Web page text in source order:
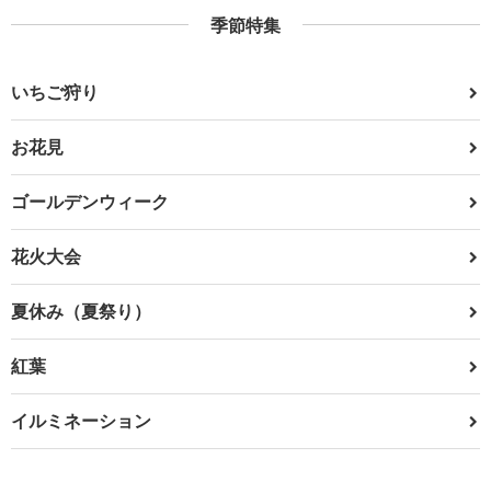
季節特集
いちご狩り
お花見
ゴールデンウィーク
花火大会
夏休み（夏祭り）
紅葉
イルミネーション